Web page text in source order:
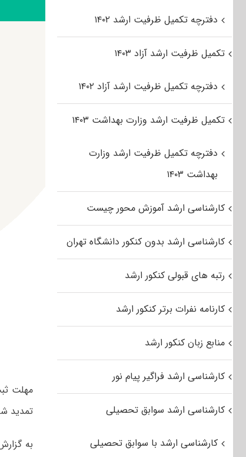
تمدید
به
دفترچه تکمیل ظرفیت ارشد ۱۴۰۲
تکمیل ظرفیت ارشد آزاد ۱۴۰۳
دفترچه تکمیل ظرفیت ارشد آزاد ۱۴۰۲
تکمیل ظرفیت ارشد وزارت بهداشت ۱۴۰۳
دفترچه تکمیل ظرفیت ارشد وزارت
بهداشت ۱۴۰۳
کارشناسی ارشد آموزش محور چیست
کارشناسی ارشد بدون کنکور دانشگاه تهران
رتبه های قبولی کنکور ارشد
کارنامه نفرات برتر کنکور ارشد
منابع زبان کنکور ارشد
کارشناسی ارشد فراگیر پیام نور
کارشناسی ارشد سوابق تحصیلی
کارشناسی ارشد با سوابق تحصیلی